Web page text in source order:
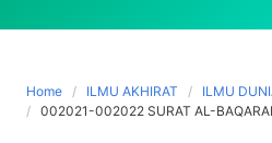
Home ILMU AKHIRAT
ILMU
002021-002022 SURAT AL-